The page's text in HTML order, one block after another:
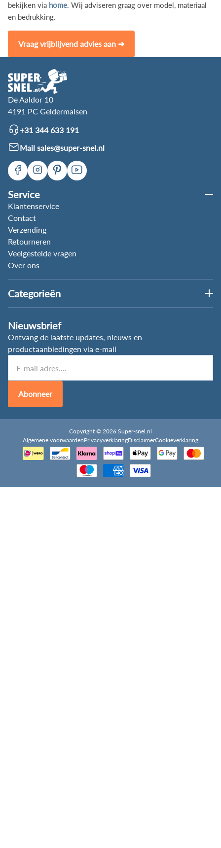
bekijken via home. Wij adviseren graag over model, materiaal
en bedrukking.
Vraag vrijblijvend advies aan ➜
De Aaldor 10
4191 PC Geldermalsen
+31 344 633 191
Mail sales@super-snel.nl
Service
Klantenservice
Contact
Verzending
Retourneren
Veelgestelde vragen
Over ons
Categorieën
Nieuwsbrief
Ontvang de laatste updates, nieuws en
productaanbiedingen via e-mail
Abonneer
Copyright © 2026 Super-snel.nl
Algemene voorwaardenPrivacyverklaringDisclaimerCookieverklaring